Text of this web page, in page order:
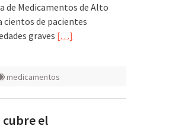
de Medicamentos de Alto
cientos de pacientes
graves […]
medicamentos
cubre el